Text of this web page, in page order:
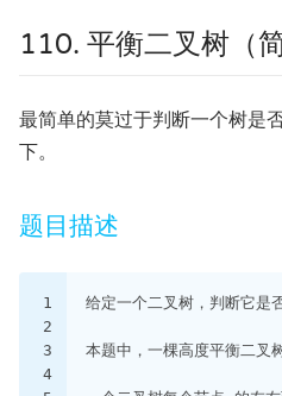
110. 平衡二叉树（简
最简单的莫过于判断一个树是
下。
题目描述
1
2
3
4
给定一个二叉树，判断它是
本题中，一棵高度平衡二叉